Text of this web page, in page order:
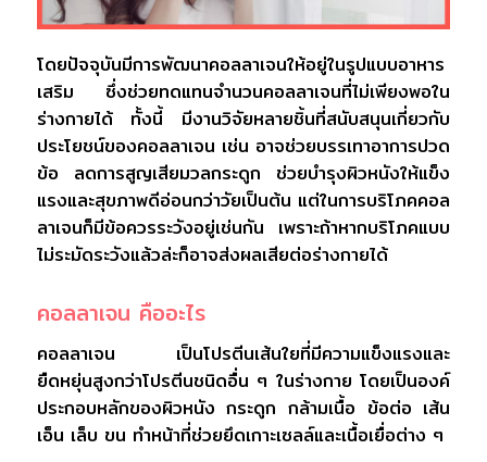
โดยปัจจุบันมีการพัฒนาคอลลาเจนให้อยู่ในรูปแบบอาหาร
เสริม ซึ่งช่วยทดแทนจำนวนคอลลาเจนที่ไม่เพียงพอใน
ร่างกายได้ ทั้งนี้ มีงานวิจัยหลายชิ้นที่สนับสนุนเกี่ยวกับ
ประโยชน์ของคอลลาเจน เช่น อาจช่วยบรรเทาอาการปวด
ข้อ ลดการสูญเสียมวลกระดูก ช่วยบำรุงผิวหนังให้แข็ง
แรงและสุขภาพดีอ่อนกว่าวัยเป็นต้น แต่ในการบริโภคคอล
ลาเจนก็มีข้อควรระวังอยู่เช่นกัน เพราะถ้าหากบริโภคแบบ
ไม่ระมัดระวังแล้วล่ะก็อาจส่งผลเสียต่อร่างกายได้
คอลลาเจน คืออะไร
คอลลาเจน เป็นโปรตีนเส้นใยที่มีความแข็งแรงและ
ยืดหยุ่นสูงกว่าโปรตีนชนิดอื่น ๆ ในร่างกาย โดยเป็นองค์
ประกอบหลักของผิวหนัง กระดูก กล้ามเนื้อ ข้อต่อ เส้น
เอ็น เล็บ ขน ทำหน้าที่ช่วยยึดเกาะเซลล์และเนื้อเยื่อต่าง ๆ